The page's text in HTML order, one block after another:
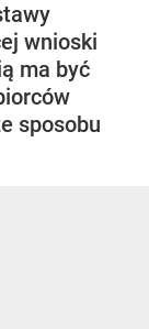
wnioski
ma być
sposobu